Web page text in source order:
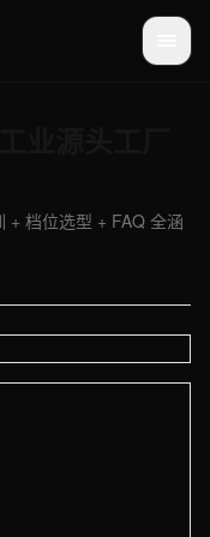
+ 档位选型 + FAQ 全涵